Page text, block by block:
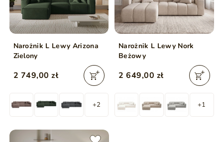
Narożnik L Lewy Arizona
Zielony
2 749,00 zł
+2
Narożnik L Lewy Nork
Beżowy
2 649,00 zł
+1